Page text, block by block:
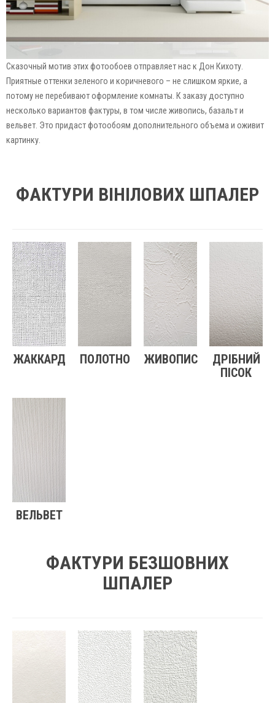
Сказочный мотив этих фотообоев отправляет нас к Дон Кихоту.
Приятные оттенки зеленого и коричневого – не слишком яркие, а
потому не перебивают оформление комнаты. К заказу доступно
несколько вариантов фактуры, в том числе живопись, базальт и
вельвет. Это придаст фотообоям дополнительного объема и оживит
картинку.
ФАКТУРИ ВІНІЛОВИХ ШПАЛЕР
ЖАККАРД ПОЛОТНО ЖИВОПИС
ДРІБНИЙ
ПІСОК
ВЕЛЬВЕТ
ФАКТУРИ БЕЗШОВНИХ
ШПАЛЕР